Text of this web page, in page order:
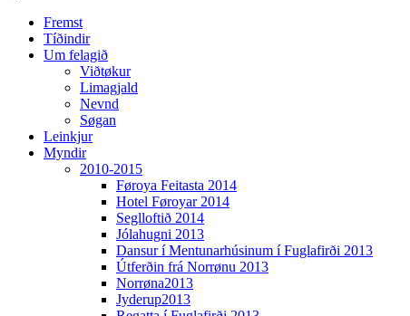
Fremst
Tíðindir
Um felagið
Viðtøkur
Limagjald
Nevnd
Søgan
Leinkjur
Myndir
2010-2015
Føroya Feitasta 2014
Hotel Føroyar 2014
Seglloftið 2014
Jólahugni 2013
Dansur í Mentunarhúsinum í Fuglafirði 2013
Útferðin frá Norrønu 2013
Norrøna2013
Jyderup2013